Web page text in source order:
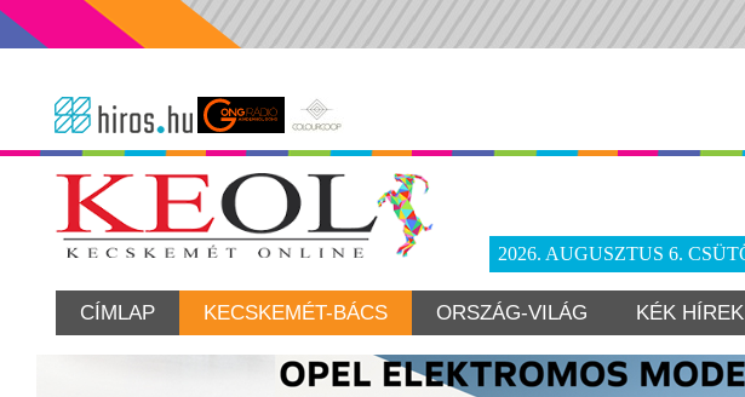
2026. AUGUSZTUS 6.
CÍMLAP KECSKEMÉT-BÁCS ORSZÁG-VILÁG KÉK HÍREK